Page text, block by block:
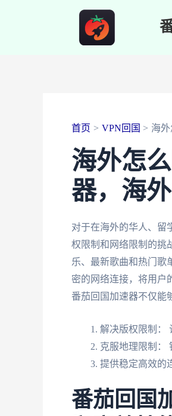
首页 VPN回国 海
海外怎
器，海
对于在海外的华人、留
权限制和网络限制的挑
乐、最新歌曲和热门歌
密的网络连接，将用户
番茄回国加速器不仅能
解决版权限制：
克服地理限制：
提供稳定高效的
番茄回国